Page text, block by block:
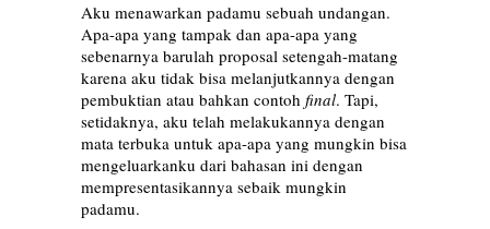
Aku menawarkan padamu sebuah undangan.
Apa-apa yang tampak dan apa-apa yang
sebenarnya barulah proposal setengah-matang
karena aku tidak bisa melanjutkannya dengan
pembuktian atau bahkan contoh final. Tapi,
setidaknya, aku telah melakukannya dengan
mata terbuka untuk apa-apa yang mungkin bisa
mengeluarkanku dari bahasan ini dengan
mempresentasikannya sebaik mungkin
padamu.